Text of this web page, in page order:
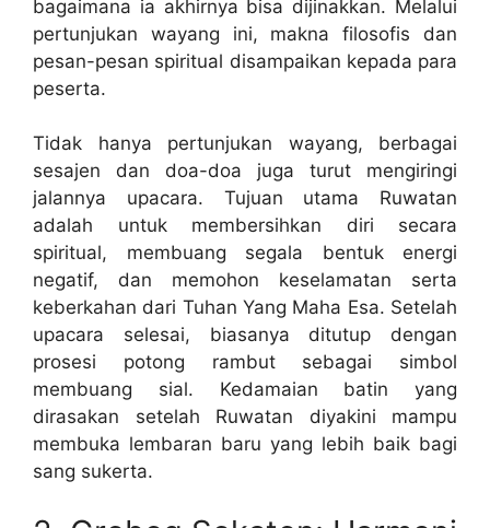
bagaimana ia akhirnya bisa dijinakkan. Melalui
pertunjukan wayang ini, makna filosofis dan
pesan-pesan spiritual disampaikan kepada para
peserta.
Tidak hanya pertunjukan wayang, berbagai
sesajen dan doa-doa juga turut mengiringi
jalannya upacara. Tujuan utama Ruwatan
adalah untuk membersihkan diri secara
spiritual, membuang segala bentuk energi
negatif, dan memohon keselamatan serta
keberkahan dari Tuhan Yang Maha Esa. Setelah
upacara selesai, biasanya ditutup dengan
prosesi potong rambut sebagai simbol
membuang sial. Kedamaian batin yang
dirasakan setelah Ruwatan diyakini mampu
membuka lembaran baru yang lebih baik bagi
sang sukerta.